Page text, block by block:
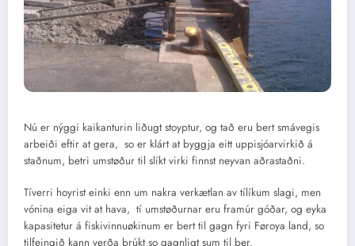
Nú er nýggi kaikanturin liðugt stoyptur, og tað eru bert smávegis
arbeiði eftir at gera, so er klárt at byggja eitt uppisjóarvirkið á
staðnum, betri umstøður til slíkt virki finnst neyvan aðrastaðni.
Tíverri hoyrist einki enn um nakra verkætlan av tílíkum slagi, men
vónina eiga vit at hava, tí umstøðurnar eru framúr góðar, og eyka
kapasitetur á fiskivinnuøkinum er bert til gagn fyri Føroya land, so
tilfeingið kann verða brúkt so gagnligt sum til ber.